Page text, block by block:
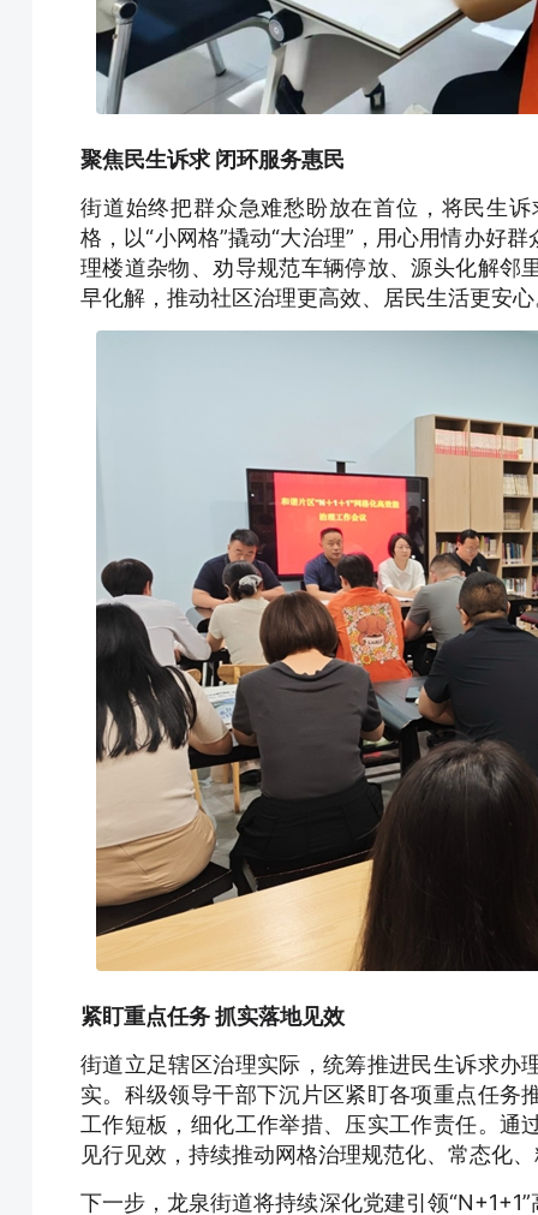
聚焦民生诉求 闭环服务惠民
街道始终把群众急难愁盼放在首位，将民生
格，以“小网格”撬动“大治理”，用心用情办好
理楼道杂物、劝导规范车辆停放、源头化解邻
早化解，推动社区治理更高效、居民生活更安
紧盯重点任务 抓实落地见效
街道立足辖区治理实际，统筹推进民生诉求办
实。科级领导干部下沉片区紧盯各项重点任务
工作短板，细化工作举措、压实工作责任。通
见行见效，持续推动网格治理规范化、常态化
下一步，龙泉街道将持续深化党建引领